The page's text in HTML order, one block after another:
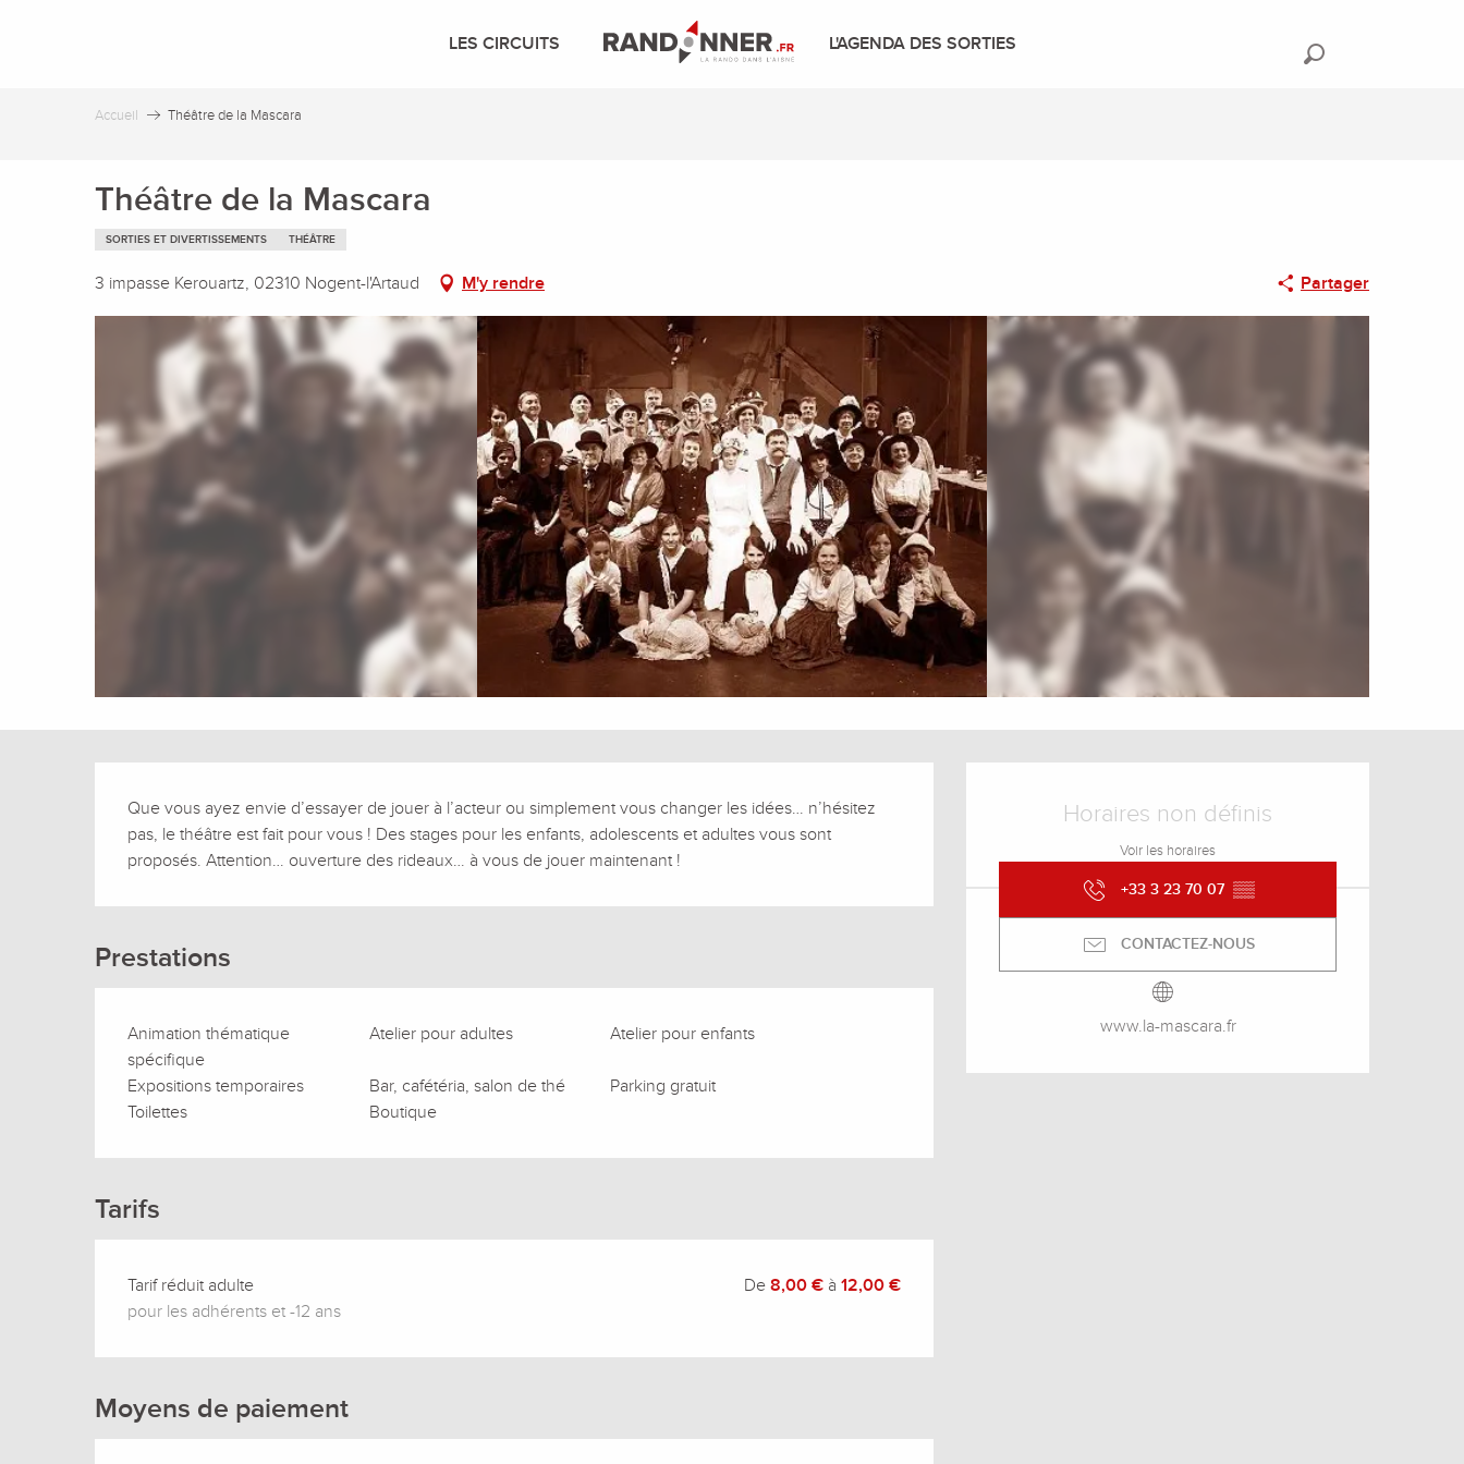
LES CIRCUITS L'AGENDA DES SORTIES
Accueil Théâtre de la Mascara
Théâtre de la Mascara
SORTIES ET DIVERTISSEMENTS THÉÂTRE
3 impasse Kerouartz, 02310 Nogent-l'Artaud M'y rendre Partager
Ouverture et
Horaires non définis
Voir les horaires
+33 3 23 70 07 ▒▒
CONTACTEZ-NOUS
www.la-mascara.fr
Description
Que vous ayez envie d’essayer de jouer à l’acteur ou simplement vous changer les idées… n’hésitez
pas, le théâtre est fait pour vous ! Des stages pour les enfants, adolescents et adultes vous sont
proposés. Attention… ouverture des rideaux… à vous de jouer maintenant !
Prestations
Animation thématique
spécifique
Atelier pour adultes Atelier pour enfants
Expositions temporaires Bar, cafétéria, salon de thé
Parking gratuit
Toilettes
Boutique
Tarifs
Tarif réduit adulte
pour les adhérents et -12 ans
De8,00 € à12,00 €
Moyens de paiement